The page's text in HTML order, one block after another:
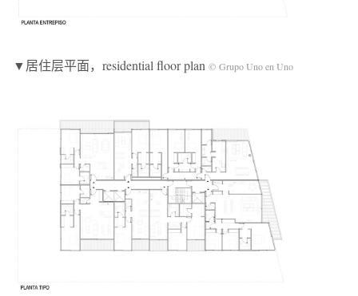
▼居住层平面，residential floor plan © Grupo Uno en Uno